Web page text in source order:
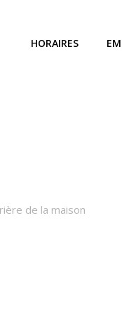
HORAIRES
de la maison